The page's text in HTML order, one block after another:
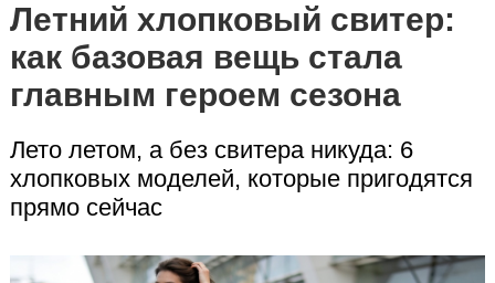
Летний хлопковый свитер:
как базовая вещь стала
главным героем сезона
Лето летом, а без свитера никуда: 6
хлопковых моделей, которые пригодятся
прямо сейчас